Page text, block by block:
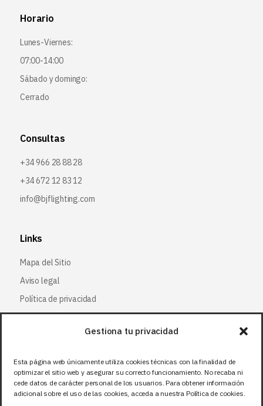
Gestiona tu privacidad
Esta página web únicamente utiliza cookies técnicas con la finalidad de
optimizar el sitio web y asegurar su correcto funcionamiento. No recaba ni
cede datos de carácter personal de los usuarios. Para obtener información
adicional sobre el uso de las cookies, acceda a nuestra Política de cookies.
Horario
Lunes-Viernes:
07:00-14:00
Sábado y domingo:
Cerrado
Consultas
+34 966 28 88 28
+34 672 12 83 12
info@bjflighting.com
Links
Mapa del Sitio
Aviso legal
Política de privacidad
Política de cookies
Síguenos
Facebook
X (Twitter)